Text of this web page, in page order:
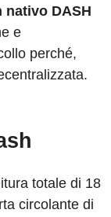
nativo DASH
e
perché,
totale di 18
circolante di